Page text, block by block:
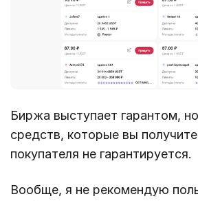
Биржа выступает гарантом,
средств, которые вы
покупателя не гарантируется.
Вообще, я не рекомендую